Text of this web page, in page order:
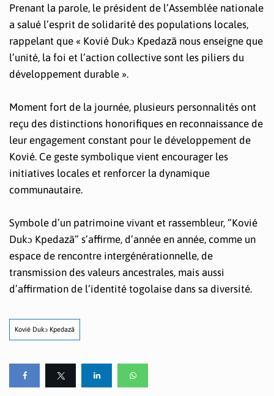
Prenant la parole, le président de l’Assemblée nationale
a salué l’esprit de solidarité des populations locales,
rappelant que « Kovié Dukɔ Kpedazã nous enseigne que
l’unité, la foi et l’action collective sont les piliers du
développement durable ».
Moment fort de la journée, plusieurs personnalités ont
reçu des distinctions honorifiques en reconnaissance de
leur engagement constant pour le développement de
Kovié. Ce geste symbolique vient encourager les
initiatives locales et renforcer la dynamique
communautaire.
Symbole d’un patrimoine vivant et rassembleur, “Kovié
Dukɔ Kpedazã” s’affirme, d’année en année, comme un
espace de rencontre intergénérationnelle, de
transmission des valeurs ancestrales, mais aussi
d’affirmation de l’identité togolaise dans sa diversité.
Kovié Dukɔ Kpedazã